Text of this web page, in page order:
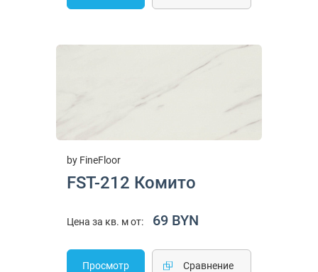
by FineFloor
FST-212 Комито
Цена за кв. м от: 69 BYN
Просмотр Cравнение